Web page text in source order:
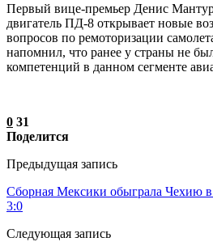
Первый вице-премьер Денис
двигатель ПД-8 открывает новые
вопросов по ремоторизации
напомнил, что ранее у страны не
компетенций в данном сегменте
0 31
Поделится
Предыдущая запись
Сборная Мексики обыграла Чехию
3:0
Следующая запись